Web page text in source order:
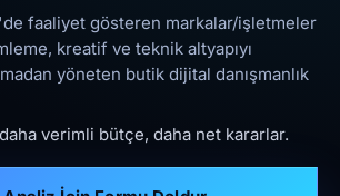
faaliyet gösteren markalar/işletmeler
kreatif ve teknik altyapıyı
yöneten butik dijital danışmanlık
verimli bütçe, daha net kararlar.